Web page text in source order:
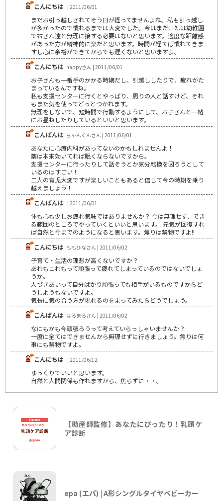
こんにちは | 2011/06/01
まだお引っ越しされてそう日が経ってませんよね。私も引っ越し
が多かったので慣れるまでは大変でした。今はまだｻｰｸﾙは幼稚園
でﾏﾏさん達と無理に接する必要はないと思います。適度な距離感
があった方が精神的に楽だと思います。時間が経てば慣れてきま
すし心に余裕ができてからでも遅くないと思いますよ。
こんにちは happyさん | 2011/06/01
お子さんも一番手のかかる時期だし、引越ししたりで、疲れがた
まっているんですね。
私も支援センターに行くとやっぱり、周りの人と話すけど、それ
もまた気を使ってどっとつかれます。
無理をしないで、短時間で行動するようにして、お子さんと一緒
にお昼ねしたりしているといいと思います。
こんばんは ちゃんくんさん | 2011/06/01
あなたに心療内科があってないのかもしれませんよ！
薬は本来効いてれば眠くならないですから。
支援センターに行ったりして話そうとか気分転換を図ろうとして
いるのはすごい！
二人の育児大変ですが楽しいこともあると信じて今の時期を乗り
越えましょう！
こんばんは | 2011/06/01
体も心も少しお疲れ気味ではありませんか？ 今は無理せず、でき
る範囲のところでやっていくといいと思います。 元気が回復すれ
ば自然と今までのようになると思います。焦りは禁物ですよ!!
こんにちは ももひなさん | 2011/06/02
子育て・生活の理想が高くないですか？
あれもこれもって頑張って疲れてしまっているのではないでしょ
うか。
人づきあいって自分ばかり頑張っても相手がいるものですからど
うしようもないですよ。
気長に気の合う方が現れるのをまってみたらどうでしょう。
こんばんは はるまるさん | 2011/06/02
なにもかも今頑張ろうって考えていらっしゃいませんか？
一度に全てはできませんから無理せずに行きましょう。焦りは何
事にも禁物ですよ。
こんにちは | 2011/06/12
ゆっくりでいいと思います。
自然と人間関係も作れますから、焦らずに・・。
【助産師監修】あなたにぴったり！乳頭ケ
ア診断
epa (エパ) | A形シングルタイヤベビーカー